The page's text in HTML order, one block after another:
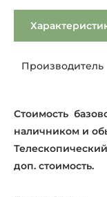
Производитель
Стоимость
наличником и
доп. стоимость.